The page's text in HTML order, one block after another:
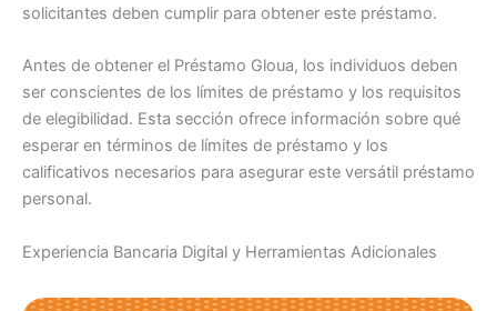
solicitantes deben cumplir para obtener este préstamo.
Antes de obtener el Préstamo Gloua, los individuos deben
ser conscientes de los límites de préstamo y los requisitos
de elegibilidad. Esta sección ofrece información sobre qué
esperar en términos de límites de préstamo y los
calificativos necesarios para asegurar este versátil préstamo
personal.
Experiencia Bancaria Digital y Herramientas Adicionales